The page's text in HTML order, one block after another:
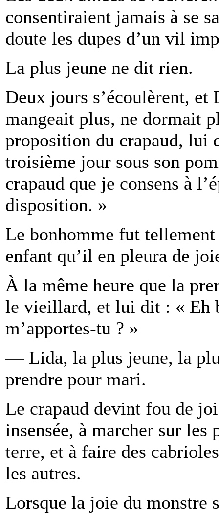
consentiraient jamais à se
doute les dupes d’un vil
La plus jeune ne dit rien.
Deux jours s’écoulèrent, et
mangeait plus, ne dormait
proposition du crapaud, lui
troisième jour sous son
crapaud que je consens à
disposition. »
Le bonhomme fut
enfant qu’il en pleura de
À la même heure que la
le vieillard, et lui dit : « Eh
m’apportes-tu ? »
— Lida, la plus jeune, la
prendre pour mari.
Le crapaud devint fou de
insensée, à marcher sur les
terre, et à faire des
les autres.
Lorsque la joie du